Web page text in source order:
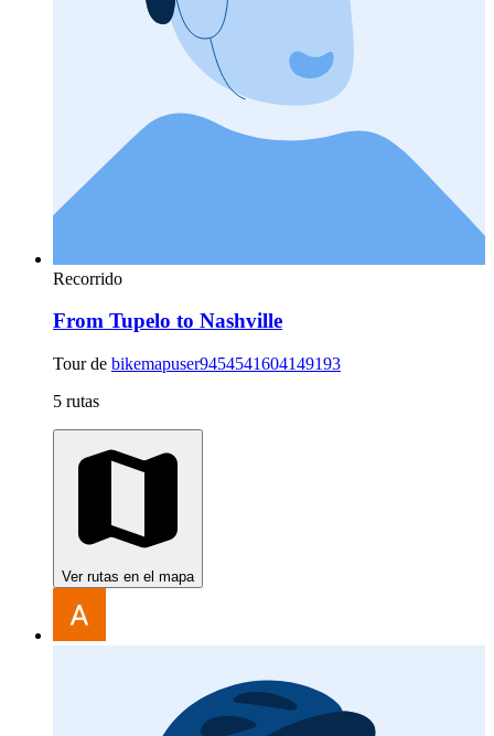
Recorrido
From Tupelo to Nashville
Tour de bikemapuser9454541604149193
5 rutas
Ver rutas en el mapa